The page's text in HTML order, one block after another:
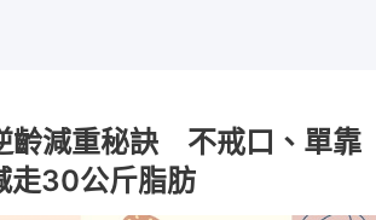
齡減重秘訣 不戒口、單靠
30公斤脂肪